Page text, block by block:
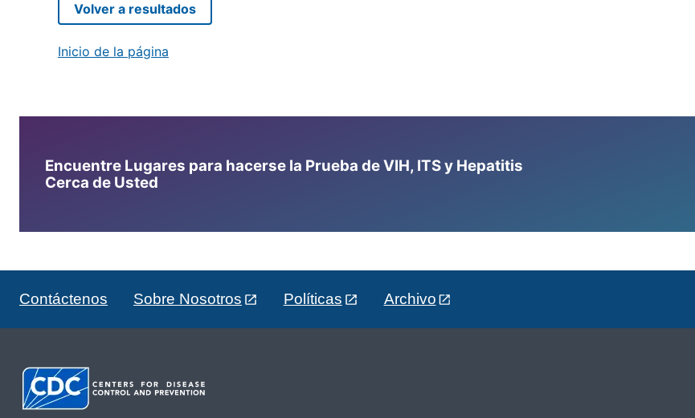
Volver a resultados
Inicio de la página
Encuentre Lugares para hacerse la Prueba de VIH, ITS y Hepatitis
Cerca de Usted
Contáctenos Sobre Nosotros Políticas Archivo